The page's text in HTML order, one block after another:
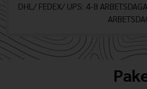
DHL/ FEDEX/ UPS: 4-8